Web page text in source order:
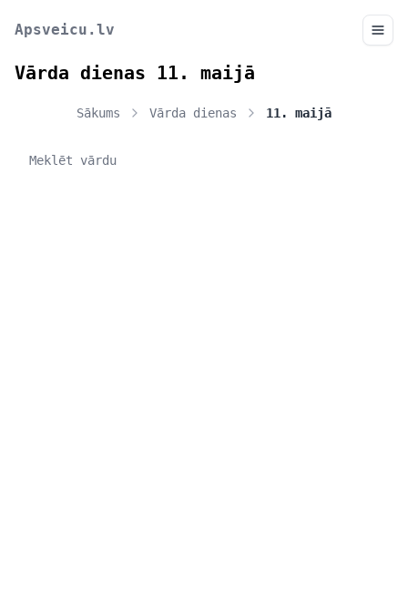
Apsveicu.lv
Vārda dienas 11. maijā
Sākums Vārda dienas 11. maijā